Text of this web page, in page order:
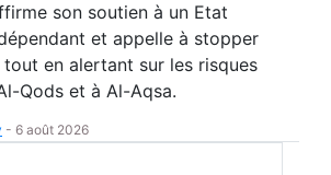
son soutien à un Etat
et appelle à stopper
tout en alertant sur les risques
Qods et à Al-Aqsa.
- 6 août 2026